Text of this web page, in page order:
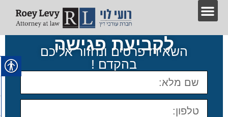
לקביעת פגישה
השאירו פרטים ונחזור אליכם
בהקדם !